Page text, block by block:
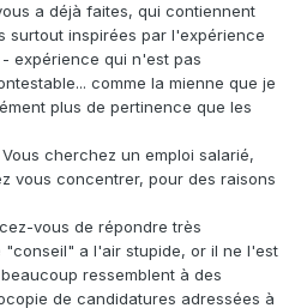
a déjà faites, qui contiennent
surtout inspirées par l'expérience
expérience qui n'est pas
comme la mienne que je
plus de pertinence que les
cherchez un emploi salarié,
vous concentrer, pour des raisons
vous de répondre très
a l'air stupide, or il ne l'est
ressemblent à des
de candidatures adressées à